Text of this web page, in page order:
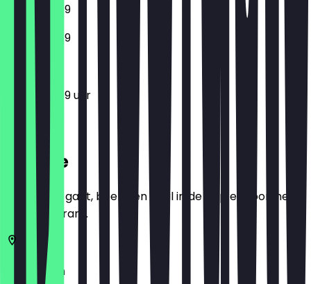
12:00 - 23:59
12:00 - 23:59
12:00 - 23:59 uur
Locatie
Voordat je gaat, boek een deal in de app en toon het in
het restaurant.
Berlijn